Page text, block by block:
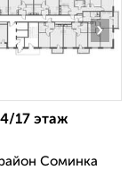
›
17 этаж
Соминка